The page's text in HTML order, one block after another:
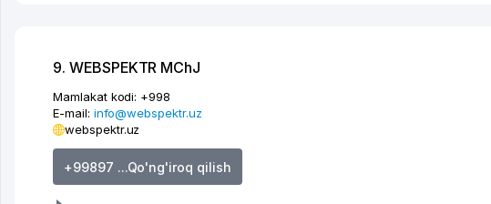
9. WEBSPEKTR MChJ
Mamlakat kodi: +998
E-mail: info@webspektr.uz
webspektr.uz
+99897 ...Qo'ng'iroq qilish